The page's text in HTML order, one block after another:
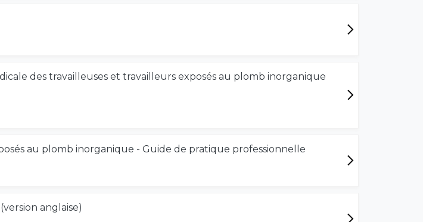
des travailleuses et travailleurs exposés au plomb inorganique
au plomb inorganique - Guide de pratique professionnelle
anglaise)